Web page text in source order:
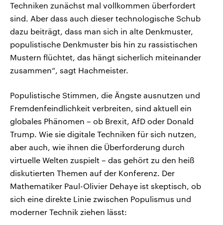
Techniken zunächst mal vollkommen überfordert
sind. Aber dass auch dieser technologische Schub
dazu beiträgt, dass man sich in alte Denkmuster,
populistische Denkmuster bis hin zu rassistischen
Mustern flüchtet, das hängt sicherlich miteinander
zusammen“, sagt Hachmeister.
Populistische Stimmen, die Ängste ausnutzen und
Fremdenfeindlichkeit verbreiten, sind aktuell ein
globales Phänomen – ob Brexit, AfD oder Donald
Trump. Wie sie digitale Techniken für sich nutzen,
aber auch, wie ihnen die Überforderung durch
virtuelle Welten zuspielt – das gehört zu den heiß
diskutierten Themen auf der Konferenz. Der
Mathematiker Paul-Olivier Dehaye ist skeptisch, ob
sich eine direkte Linie zwischen Populismus und
moderner Technik ziehen lässt: